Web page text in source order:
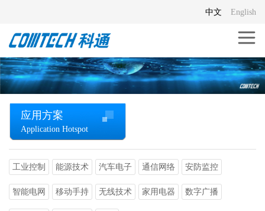
English
中文
应用方案
Application Hotspot
工业控制 能源技术 汽车电子 通信网络 安防监控
智能电网 移动手持 无线技术 家用电器 数字广播